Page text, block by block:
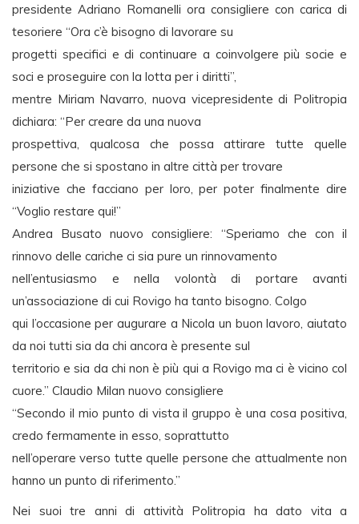
presidente Adriano Romanelli ora consigliere con carica di
tesoriere “Ora c’è bisogno di lavorare su
progetti specifici e di continuare a coinvolgere più socie e
soci e proseguire con la lotta per i diritti”,
mentre Miriam Navarro, nuova vicepresidente di Politropia
dichiara: “Per creare da una nuova
prospettiva, qualcosa che possa attirare tutte quelle
persone che si spostano in altre città per trovare
iniziative che facciano per loro, per poter finalmente dire
“Voglio restare qui!”
Andrea Busato nuovo consigliere: “Speriamo che con il
rinnovo delle cariche ci sia pure un rinnovamento
nell’entusiasmo e nella volontà di portare avanti
un’associazione di cui Rovigo ha tanto bisogno. Colgo
qui l’occasione per augurare a Nicola un buon lavoro, aiutato
da noi tutti sia da chi ancora è presente sul
territorio e sia da chi non è più qui a Rovigo ma ci è vicino col
cuore.” Claudio Milan nuovo consigliere
“Secondo il mio punto di vista il gruppo è una cosa positiva,
credo fermamente in esso, soprattutto
nell’operare verso tutte quelle persone che attualmente non
hanno un punto di riferimento.”
Nei suoi tre anni di attività Politropia ha dato vita a